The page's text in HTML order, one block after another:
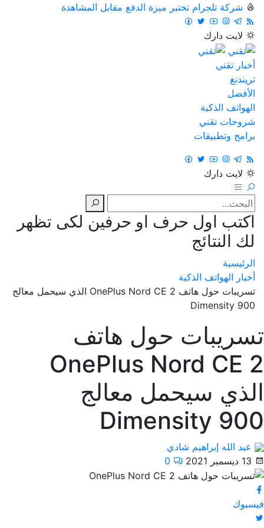
شركة تلجرام تختبر ميزة الدفع مقابل المشاهدة
لايت دارك
أخبار تقني
تريندنغ
الأفضل
الهواتف الذكية
شروحات تقني
برامج وتطبيقات
لايت دارك
اكتب اول حرف او حرفين لكى تظهر
لك النتائج
الرئيسية
أخبار الهواتف الذكية
تسريبات حول هاتف OnePlus Nord CE 2 الذي سيحمل معالج
Dimensity 900
تسريبات حول هاتف
OnePlus Nord CE 2
الذي سيحمل معالج
Dimensity 900
عبد الله إبراهيم شادي
13 ديسمبر 2021
0
فيسبوك